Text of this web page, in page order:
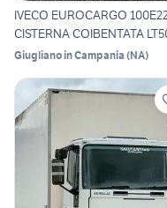
IVECO EUROCARGO
CISTERNA COIBENTATA
Giugliano in Campania (NA)